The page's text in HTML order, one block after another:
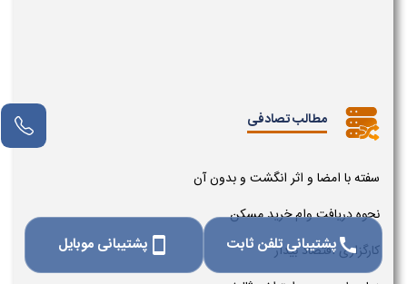
مطالب تصادفی
سفته با امضا و اثر انگشت و بدون آن
نحوه دریافت وام خرید مسکن
کارگزاری اقتصاد بیدار
callپشتیبانی تلفن ثابت smartphone پشتیبانی موبایل